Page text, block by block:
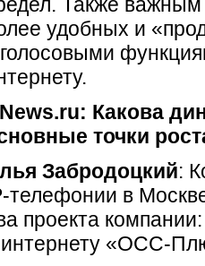
удобных и
Какова
точки
Забродоцкий:
телефонии в
проекта
«ОСС-